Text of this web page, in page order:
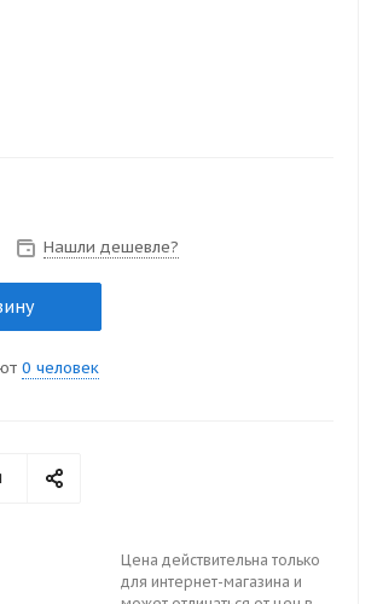
Нашли дешевле?
0 человек
Цена действительна только
для интернет-магазина и